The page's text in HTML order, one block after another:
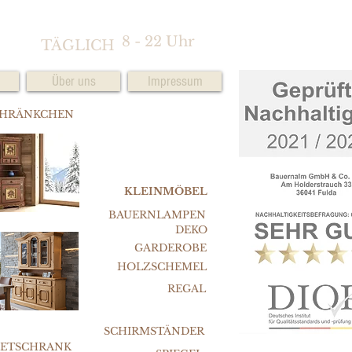
TÄGLICH 8 - 22 Uhr
Über uns Impressum
KLEINMÖBEL
BAUERNLAMPEN
DEKO
GARDEROBE
HOLZSCHEMEL
REGAL
SCHIRMSTÄNDER